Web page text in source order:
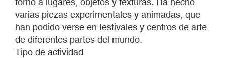
torno a lugares, objetos y texturas. Ha hecho
varias piezas experimentales y animadas, que
han podido verse en festivales y centros de arte
de diferentes partes del mundo.
Tipo de actividad